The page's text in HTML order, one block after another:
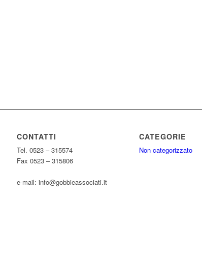
CONTATTI
Tel. 0523 – 315574
Fax 0523 – 315806
e-mail: info@gobbieassociati.it
CATEGORIE
Non categorizzato